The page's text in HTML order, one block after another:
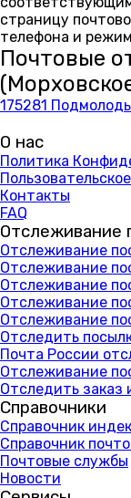
страницу
телефона и
Почтовые
175281
О нас
Политика
Контакты
FAQ
Отслеживание
Отслеживание
Отслеживание
Отслеживание
Отслеживание
Отслеживание
Отследить
Почта России
Отслеживание
Отследить заказ
Справочники
Справочник
Справочник
Почтовые службы
Новости